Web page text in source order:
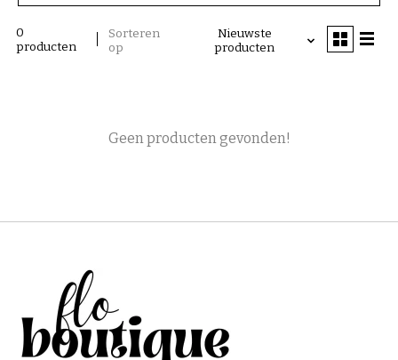
0
producten
Sorteren
op
Nieuwste
producten
Geen producten gevonden!